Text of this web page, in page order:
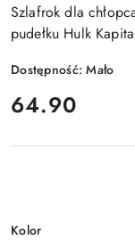
Szlafrok dla
pudełku Hulk
Dostępność:Mało
cena:
64.90
Wariant
Kolor